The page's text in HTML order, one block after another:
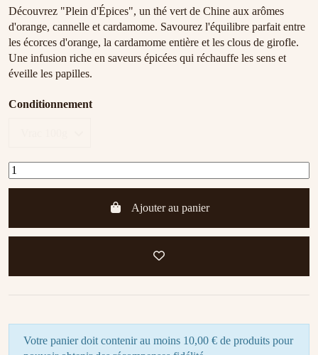
Découvrez "Plein d'Épices", un thé vert de Chine aux arômes
d'orange, cannelle et cardamome. Savourez l'équilibre parfait entre
les écorces d'orange, la cardamome entière et les clous de girofle.
Une infusion riche en saveurs épicées qui réchauffe les sens et
éveille les papilles.
Conditionnement
Ajouter au panier
Votre panier doit contenir au moins 10,00 € de produits pour